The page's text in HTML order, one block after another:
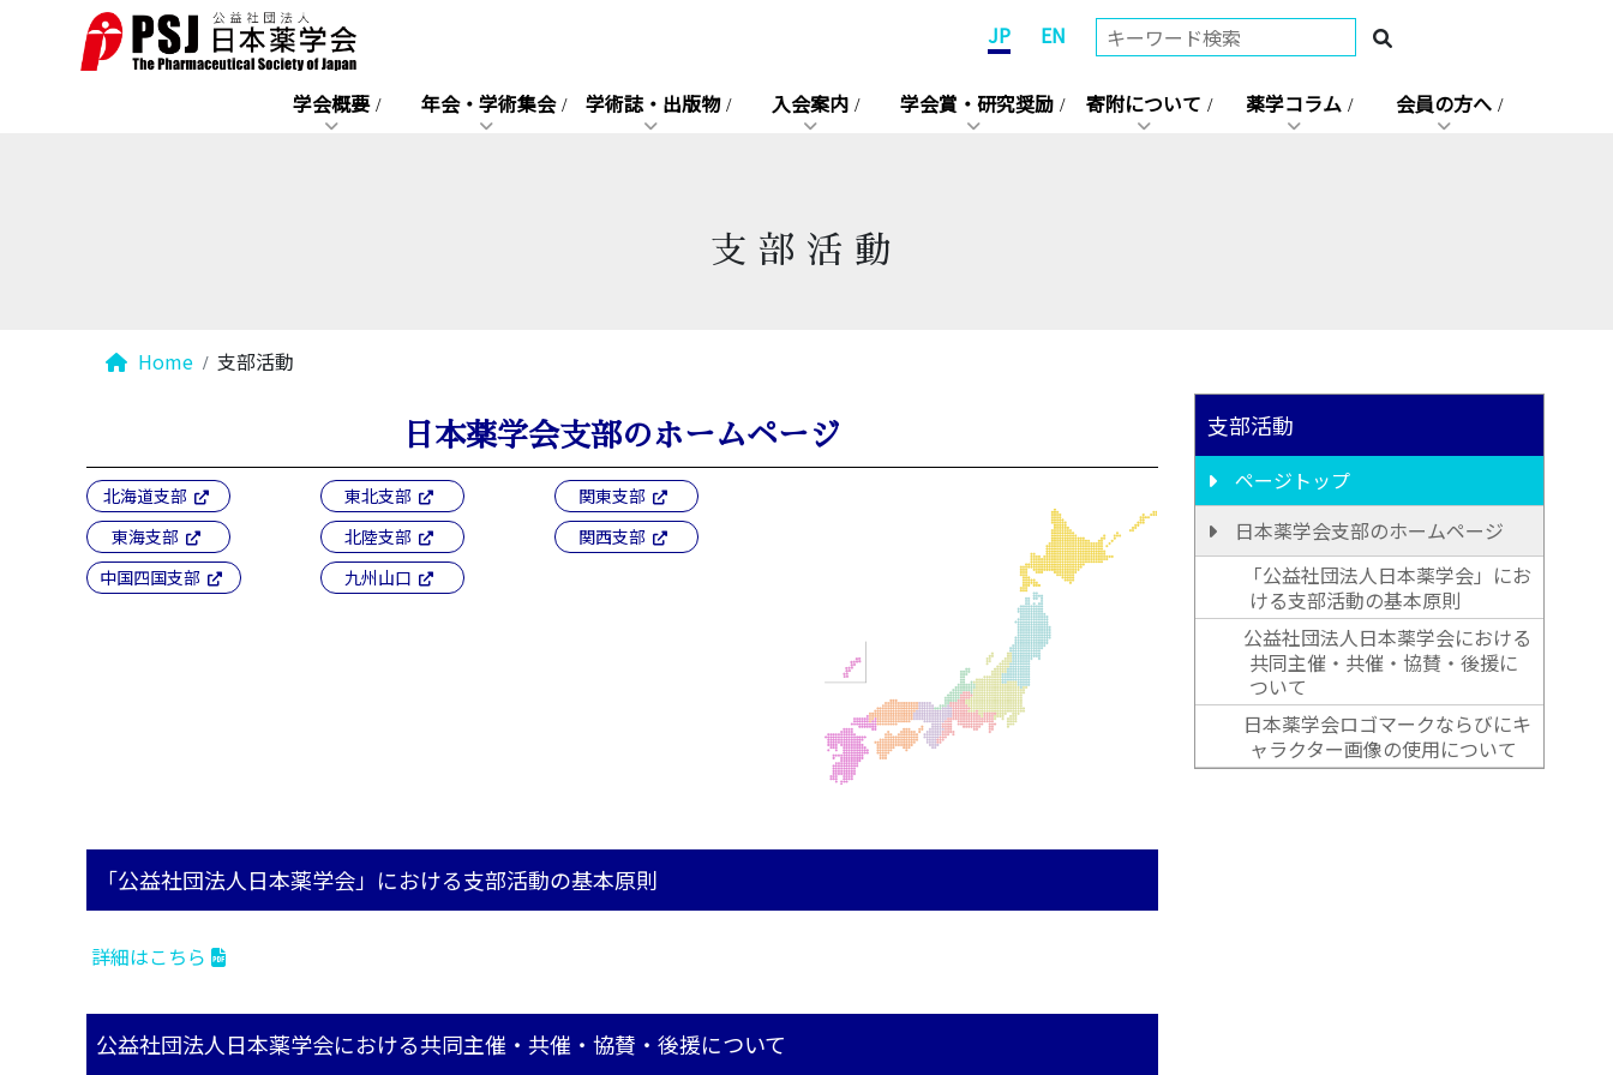
JP EN
学会概要 年会・学術集会 学術誌・出版物 入会案内 学会賞・研究奨励 寄附について 薬学コラム 会員の方へ
支部活動
Home 支部活動
日本薬学会支部のホームページ
北海道支部 東北支部
関東支部
東海支部
北陸支部
関西支部
中国四国支部
九州山口
「公益社団法人日本薬学会」における支部活動の基本原則
詳細はこちら
公益社団法人日本薬学会における共同主催・共催・協賛・後援について
支部活動
ページトップ
日本薬学会支部のホームページ
「公益社団法人日本薬学会」にお
ける支部活動の基本原則
公益社団法人日本薬学会における
共同主催・共催・協賛・後援に
ついて
日本薬学会ロゴマークならびにキ
ャラクター画像の使用について